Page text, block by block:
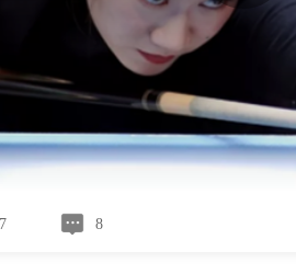
7 8